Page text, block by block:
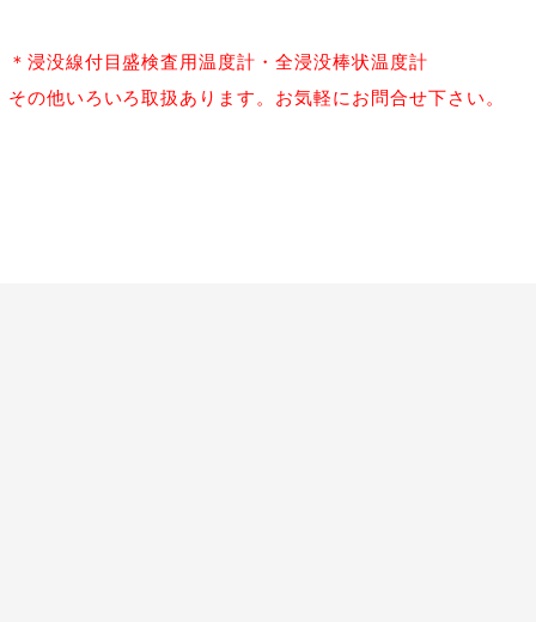
＊浸没線付目盛検査用温度計・全浸没棒状温度計
その他いろいろ取扱あります。お気軽にお問合せ下さい。